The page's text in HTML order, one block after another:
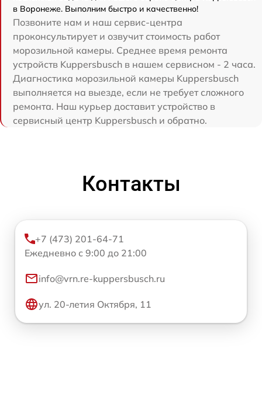
в Воронеже. Выполним быстро и качественно!
Позвоните нам и наш сервис-центра
проконсультирует и озвучит стоимость работ
морозильной камеры. Среднее время ремонта
устройств Kuppersbusch в нашем сервисном - 2 часа.
Диагностика морозильной камеры Kuppersbusch
выполняется на выезде, если не требует сложного
ремонта. Наш курьер доставит устройство в
сервисный центр Kuppersbusch и обратно.
Контакты
+7 (473) 201-64-71
Ежедневно с 9:00 до 21:00
info@vrn.re-kuppersbusch.ru
ул. 20-летия Октября, 11